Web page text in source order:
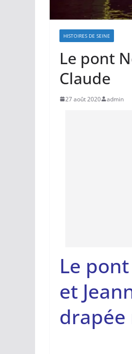
HISTOIRES DE SEINE
Le pont
Claude
27 août 2020 admin
Le
et
drapée